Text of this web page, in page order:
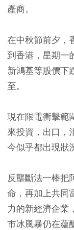
產商。
在中秋節前夕，
到香港，星期一
新鴻基等股價下
至。
現在限電衝擊範
來投資，出口，
今似乎都出現狀
反壟斷法一棒把
命，再加上共同
力的新經濟企業
市冰風暴仍在藴